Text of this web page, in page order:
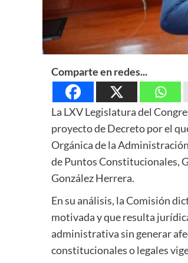
Comparte en redes...
La LXV Legislatura del
proyecto de Decreto por el
Orgánica de la
de Puntos Constitucionales,
González Herrera.
En su análisis, la Comisión
motivada y que resulta
administrativa sin generar
constitucionales o legales